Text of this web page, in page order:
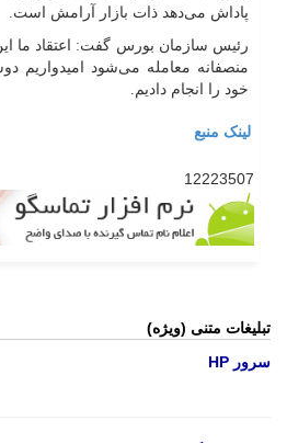
پاداش می‌دهد ذات بازار آرامش است.
رئیس سازمان بورس گفت: اعتقاد ما
منصفانه معامله می‌شود امیدواریم
خود را انجام دادیم.
لینک منبع
12223507
تبلیغات متنی (ویژه)
سرور HP